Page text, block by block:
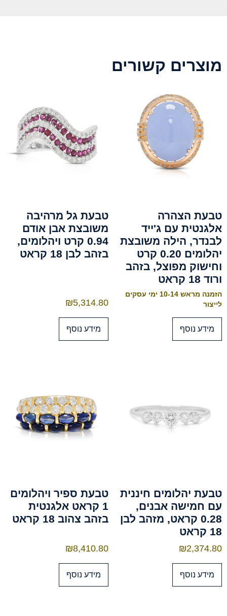
מוצרים קשורים
טבעת הצהרה
אלגנטית עם ג'ייד
לבנדר, הילה משובצת
יהלומים 0.20 קרט
וחישוק מפוצל, בזהב
ורוד 18 קראט
הזמנה מראש 10-14 ימי עסקים
לייצור
מידע נוסף
טבעת גל מרהיבה
משובצת אבן אודם
0.94 קרט ויהלומים,
בזהב לבן 18 קראט
₪5,314.80
מידע נוסף
טבעת יהלומים חיננית
עם חמישה אבנים,
0.28 קראט, מזהב לבן
18 קראט
₪2,374.80
מידע נוסף
טבעת ספיר ויהלומים
1 קראט אלגנטית
בזהב צהוב 18 קראט
₪8,410.80
מידע נוסף